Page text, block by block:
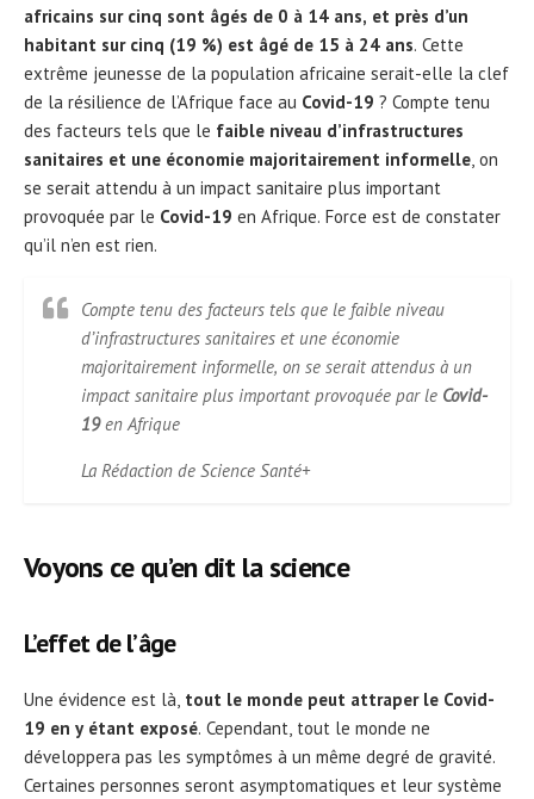
africains sur cinq sont âgés de 0 à 14 ans, et près d’un
habitant sur cinq (19 %) est âgé de 15 à 24 ans. Cette
extrême jeunesse de la population africaine serait-elle la clef
de la résilience de l’Afrique face au Covid-19 ? Compte tenu
des facteurs tels que le faible niveau d’infrastructures
sanitaires et une économie majoritairement informelle, on
se serait attendu à un impact sanitaire plus important
provoquée par le Covid-19 en Afrique. Force est de constater
qu’il n’en est rien.
Compte tenu des facteurs tels que le faible niveau
d’infrastructures sanitaires et une économie
majoritairement informelle, on se serait attendus à un
impact sanitaire plus important provoquée par le Covid-
19en Afrique
La Rédaction de Science Santé+
Voyons ce qu’en dit la science
L’effet de l’âge
Une évidence est là, tout le monde peut attraper le Covid-
19 en y étant exposé. Cependant, tout le monde ne
développera pas les symptômes à un même degré de gravité.
Certaines personnes seront asymptomatiques et leur système